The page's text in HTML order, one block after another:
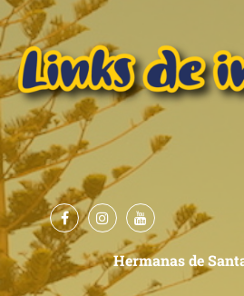
Hermanas de